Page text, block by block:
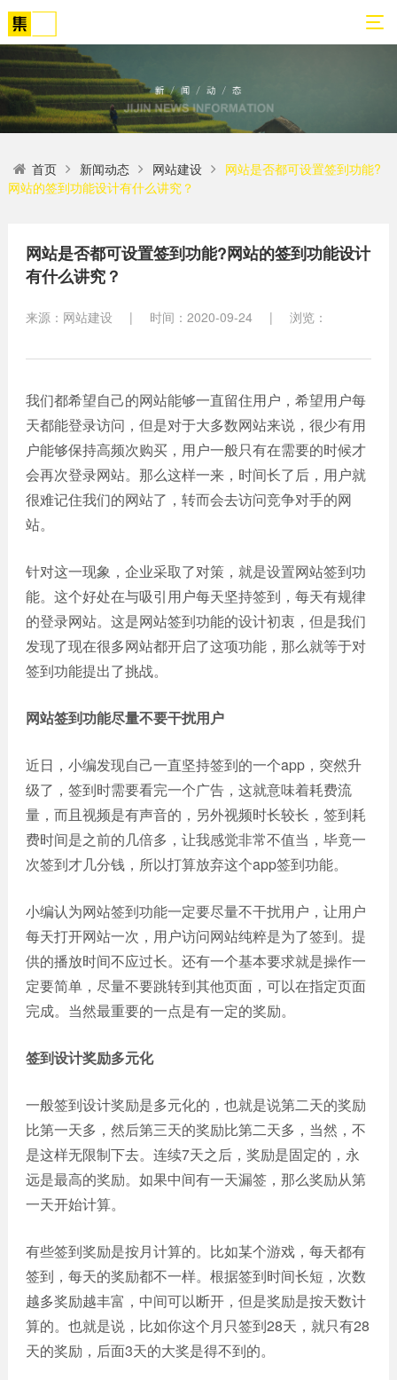
01
关
于
们
司
介
誉
资
集
锦
文
化
们
的
客
02
网
站
划
方
论
03
解
决
案
网站
小程
发
微信
定制
APP
开发
网站
建设
生物
医药
网站
建设
网站
教育
培训
网站
建设
04
营
化
05
案
示
建设
医疗
教育
培训
政府
单位
能源
IT科
技
序案
例
电商
平台
案例
APP
案例
系统
平台
案例
06
新
态
设
站
设
计
常
见
问
程
序
首页 新闻动态 网站建设
网站是否都可设置签到功能?
网站的签到功能设计有什么讲究？
网站是否都可设置签到功能?网站的签到功能设计
有什么讲究？
来源：网站建设 | 时间：2020-09-24 | 浏览：
我们都希望自己的网站能够一直留住用户，希望用户每
天都能登录访问，但是对于大多数网站来说，很少有用
户能够保持高频次购买，用户一般只有在需要的时候才
会再次登录网站。那么这样一来，时间长了后，用户就
很难记住我们的网站了，转而会去访问竞争对手的网
站。
针对这一现象，企业采取了对策，就是设置网站签到功
能。这个好处在与吸引用户每天坚持签到，每天有规律
的登录网站。这是网站签到功能的设计初衷，但是我们
发现了现在很多网站都开启了这项功能，那么就等于对
签到功能提出了挑战。
网站签到功能尽量不要干扰用户
近日，小编发现自己一直坚持签到的一个app，突然升
级了，签到时需要看完一个广告，这就意味着耗费流
量，而且视频是有声音的，另外视频时长较长，签到耗
费时间是之前的几倍多，让我感觉非常不值当，毕竟一
次签到才几分钱，所以打算放弃这个app签到功能。
小编认为网站签到功能一定要尽量不干扰用户，让用户
每天打开网站一次，用户访问网站纯粹是为了签到。提
供的播放时间不应过长。还有一个基本要求就是操作一
定要简单，尽量不要跳转到其他页面，可以在指定页面
完成。当然最重要的一点是有一定的奖励。
签到设计奖励多元化
一般签到设计奖励是多元化的，也就是说第二天的奖励
比第一天多，然后第三天的奖励比第二天多，当然，不
是这样无限制下去。连续7天之后，奖励是固定的，永
远是最高的奖励。如果中间有一天漏签，那么奖励从第
一天开始计算。
有些签到奖励是按月计算的。比如某个游戏，每天都有
签到，每天的奖励都不一样。根据签到时间长短，次数
越多奖励越丰富，中间可以断开，但是奖励是按天数计
算的。也就是说，比如你这个月只签到28天，就只有28
天的奖励，后面3天的大奖是得不到的。